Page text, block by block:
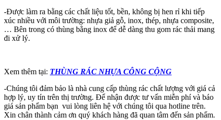
-Được làm ra bằng các chất liệu tốt, bền, không bị hen rỉ khi tiếp
xúc nhiều với môi trường: nhựa giả gỗ, inox, thép, nhựa composite,
… Bên trong có thùng bằng inox để dễ dàng thu gom rác thải mang
đi xử lý.
Xem thêm tại: THÙNG RÁC NHỰA CÔNG CỘNG
-Chúng tôi đảm bảo là nhà cung cấp thùng rác chất lượng với giá cả
hợp lý, uy tín trên thị trường. Để nhận được tư vấn miễn phí và báo
giá sản phẩm bạn vui lòng liên hệ với chúng tôi qua hotline trên.
Xin chân thành cảm ơn quý khách hàng đã quan tâm đến sản phẩm.